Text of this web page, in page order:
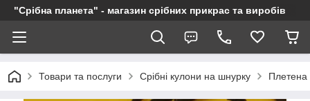
"Срібна планета" - магазин срібних прикрас та виробів
Товари та послуги Срібні кулони на шнурку Плетена